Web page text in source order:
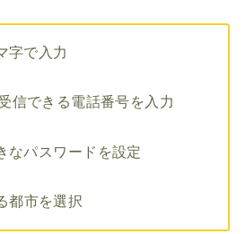
字で入力
信できる電話番号を入力
なパスワードを設定
都市を選択